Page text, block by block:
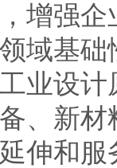
增强
域基
业设
、新
伸和